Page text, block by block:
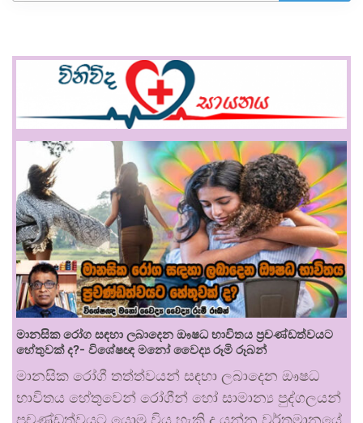
මානසික රෝග සඳහා ලබාදෙන ඖෂධ භාවිතය ප්‍රචණ්ඩත්වයට
හේතුවක් ද?- විශේෂඥ මනෝ වෛද්‍ය රූමි රූබන්
මානසික රෝගී තත්ත්වයන් සඳහා ලබාදෙන ඖෂධ
භාවිතය හේතුවෙන් රෝගීන් හෝ සාමාන්‍ය පුද්ගලයන්
ප්‍රචණ්ඩත්වයට යොමු විය හැකි ද යන්න වර්තමානයේ